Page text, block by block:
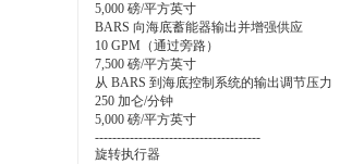
5,000 磅/平方英寸
BARS 向海底蓄能器输出并增强供应
10 GPM（通过旁路）
7,500 磅/平方英寸
从 BARS 到海底控制系统的输出调节压力
250 加仑/分钟
5,000 磅/平方英寸
--------------------------------------
旋转执行器